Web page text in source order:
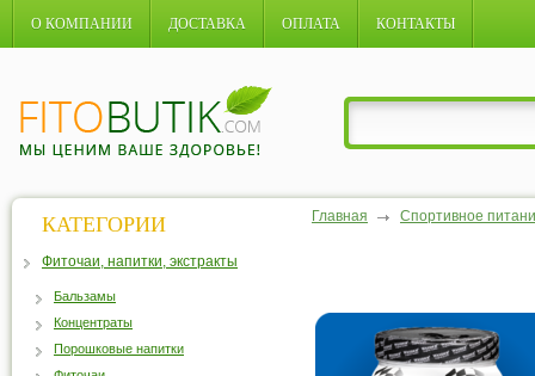
О КОМПАНИИ ДОСТАВКА ОПЛАТА КОНТАКТЫ
Главная Спортивное
КАТЕГОРИИ
Фиточаи, напитки, экстракты
Бальзамы
Концентраты
Порошковые напитки